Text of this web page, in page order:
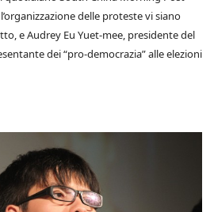
delle proteste vi siano
e Audrey Eu Yuet-mee, presidente del
dei “pro-democrazia” alle elezioni